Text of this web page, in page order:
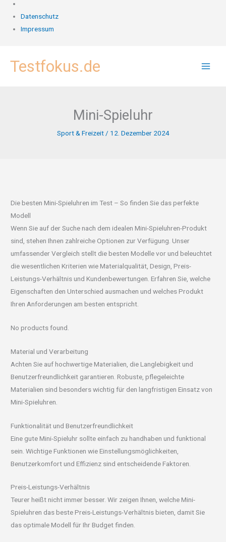
Datenschutz
Impressum
InhaltTestfokus.de
Mini-Spieluhr
Sport & Freizeit/ 12. Dezember 2024
Die besten Mini-Spieluhren im Test – So finden Sie das perfekte
Modell
Wenn Sie auf der Suche nach dem idealen Mini-Spieluhren-Produkt
sind, stehen Ihnen zahlreiche Optionen zur Verfügung. Unser
umfassender Vergleich stellt die besten Modelle vor und beleuchtet
die wesentlichen Kriterien wie Materialqualität, Design, Preis-
Leistungs-Verhältnis und Kundenbewertungen. Erfahren Sie, welche
Eigenschaften den Unterschied ausmachen und welches Produkt
Ihren Anforderungen am besten entspricht.
No products found.
Material und Verarbeitung
Achten Sie auf hochwertige Materialien, die Langlebigkeit und
Benutzerfreundlichkeit garantieren. Robuste, pflegeleichte
Materialien sind besonders wichtig für den langfristigen Einsatz von
Mini-Spieluhren.
Funktionalität und Benutzerfreundlichkeit
Eine gute Mini-Spieluhr sollte einfach zu handhaben und funktional
sein. Wichtige Funktionen wie Einstellungsmöglichkeiten,
Benutzerkomfort und Effizienz sind entscheidende Faktoren.
Preis-Leistungs-Verhältnis
Teurer heißt nicht immer besser. Wir zeigen Ihnen, welche Mini-
Spieluhren das beste Preis-Leistungs-Verhältnis bieten, damit Sie
das optimale Modell für Ihr Budget finden.